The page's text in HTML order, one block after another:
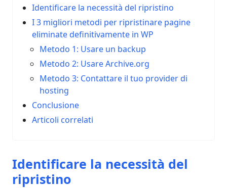
Identificare la necessità del ripristino
I 3 migliori metodi per ripristinare pagine
eliminate definitivamente in WP
Metodo 1: Usare un backup
Metodo 2: Usare Archive.org
Metodo 3: Contattare il tuo provider di
hosting
Conclusione
Articoli correlati
Identificare la necessità del
ripristino